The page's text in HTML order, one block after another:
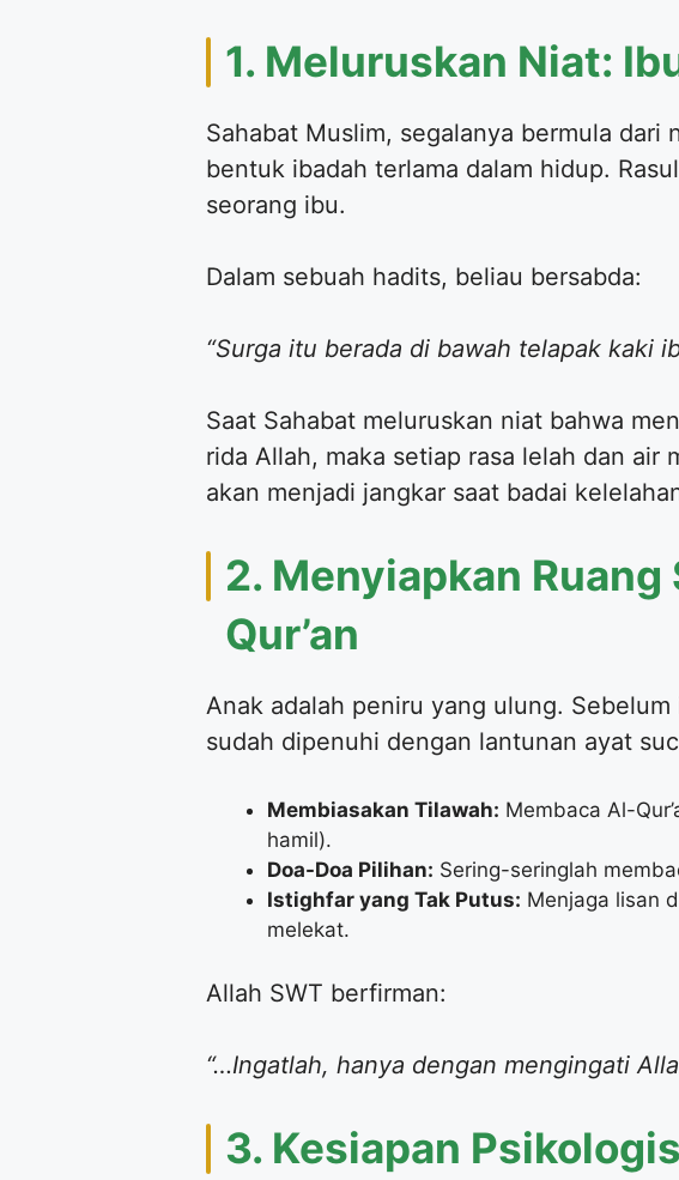
​1. Meluruskan Niat:
​Sahabat Muslim, segalanya bermula
bentuk ibadah terlama dalam hidup.
seorang ibu.
​Dalam sebuah hadits, beliau bersabda:
“Surga itu berada di bawah telapak kaki
​Saat Sahabat meluruskan niat bahwa
rida Allah, maka setiap rasa lelah dan air
akan menjadi jangkar saat badai
​2. Menyiapkan
Qur’an
​Anak adalah peniru yang ulung.
sudah dipenuhi dengan lantunan ayat
Membiasakan Tilawah: Membaca Al-
hamil).
Doa-Doa Pilihan: Sering-seringlah
Istighfar yang Tak Putus: Menjaga lisan
melekat.
​Allah SWT berfirman:
“…Ingatlah, hanya dengan mengingati
​3. Kesiapan